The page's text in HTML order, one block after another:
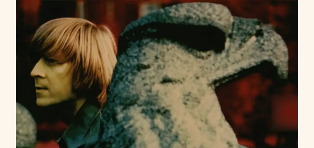
Tietoa meistä
Konserttiliput
tason
valikko